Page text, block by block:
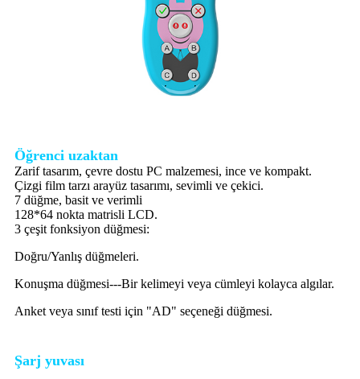
Öğrenci uzaktan
Zarif tasarım, çevre dostu PC malzemesi, ince ve kompakt.
Çizgi film tarzı arayüz tasarımı, sevimli ve çekici.
7 düğme, basit ve verimli
128*64 nokta matrisli LCD.
3 çeşit fonksiyon düğmesi:
Doğru/Yanlış düğmeleri.
Konuşma düğmesi---Bir kelimeyi veya cümleyi kolayca algılar.
Anket veya sınıf testi için "AD" seçeneği düğmesi.
Şarj yuvası